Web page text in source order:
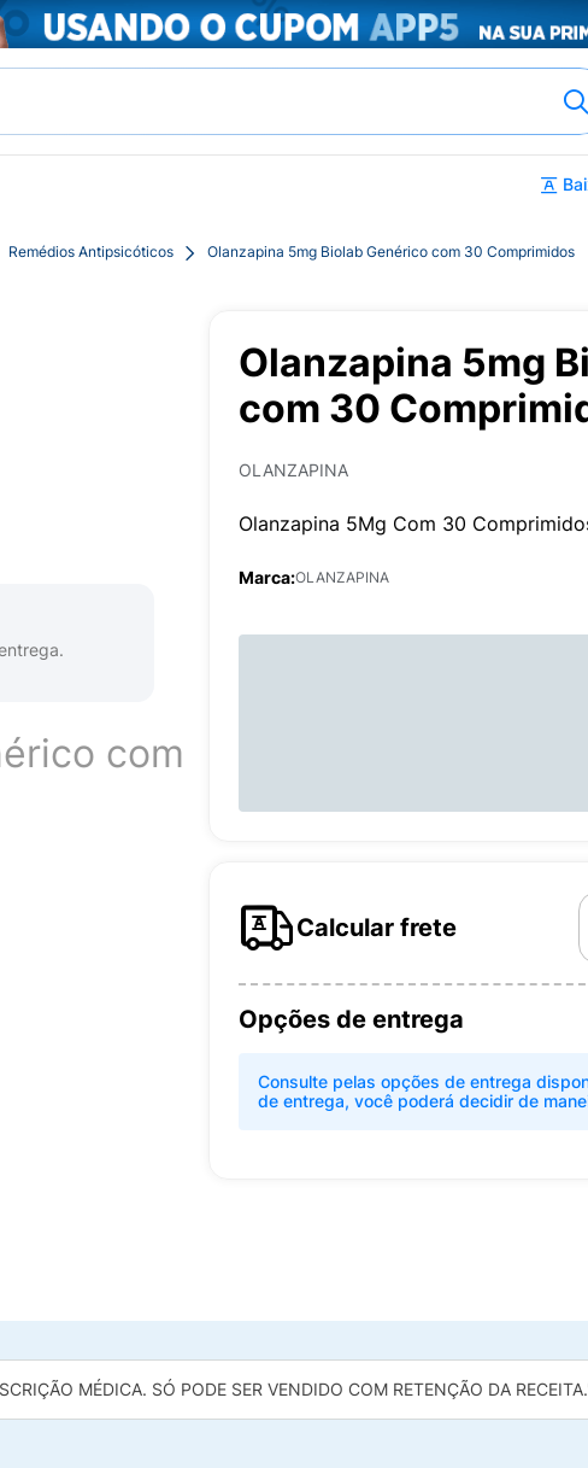
Remédios Antipsicóticos Olanzapina 5mg Biolab Genérico com 30 Comprimidos
com
Olanzapina 5mg
com 30
OLANZAPINA
Olanzapina 5Mg Com 30
Marca:OLANZAPINA
Calcular frete
Opções de entrega
Consulte pelas opções de entrega
de entrega, você poderá decidir de
MÉDICA. SÓ PODE SER VENDIDO COM RETENÇÃO DA